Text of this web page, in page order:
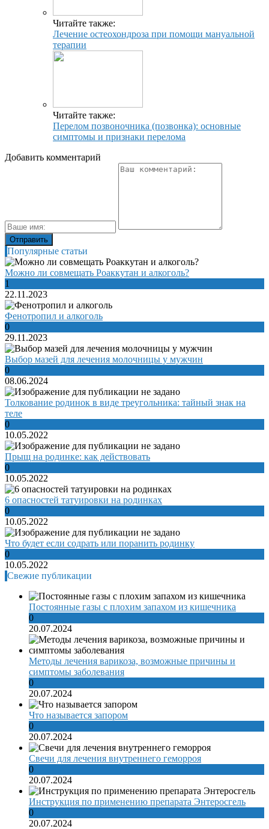
Читайте также:
Лечение остеохондроза при помощи мануальной
терапии
Читайте также:
Перелом позвоночника (позвонка): основные
симптомы и признаки перелома
Добавить комментарий
Популярные статьи
Можно ли совмещать Роаккутан и алкоголь?
1
22.11.2023
Фенотропил и алкоголь
0
29.11.2023
Выбор мазей для лечения молочницы у мужчин
0
08.06.2024
Толкование родинок в виде треугольника: тайный знак на
теле
0
10.05.2022
Прыщ на родинке: как действовать
0
10.05.2022
6 опасностей татуировки на родинках
0
10.05.2022
Что будет если содрать или поранить родинку
0
10.05.2022
Свежие публикации
Постоянные газы с плохим запахом из кишечника
0
20.07.2024
Методы лечения варикоза, возможные причины и
симптомы заболевания
0
20.07.2024
Что называется запором
0
20.07.2024
Свечи для лечения внутреннего геморроя
0
20.07.2024
Инструкция по применению препарата Энтеросгель
0
20.07.2024